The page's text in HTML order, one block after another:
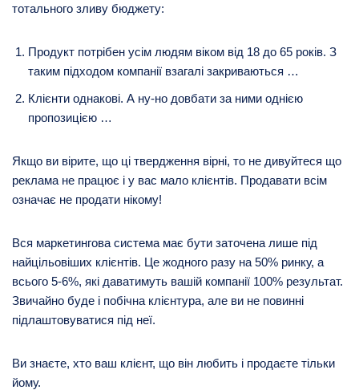
тотального зливу бюджету:
Продукт потрібен усім людям віком від 18 до 65 років. З
таким підходом компанії взагалі закриваються …
Клієнти однакові. А ну-но довбати за ними однією
пропозицією …
Якщо ви вірите, що ці твердження вірні, то не дивуйтеся що
реклама не працює і у вас мало клієнтів. Продавати всім
означає не продати нікому!
Вся маркетингова система має бути заточена лише під
найцільовіших клієнтів. Це жодного разу на 50% ринку, а
всього 5-6%, які даватимуть вашій компанії 100% результат.
Звичайно буде і побічна клієнтура, але ви не повинні
підлаштовуватися під неї.
Ви знаєте, хто ваш клієнт, що він любить і продаєте тільки
йому.